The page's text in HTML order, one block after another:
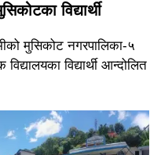
विद्यार्थी
मुसिकोट नगरपालिका-५
विद्यार्थी आन्दोलित